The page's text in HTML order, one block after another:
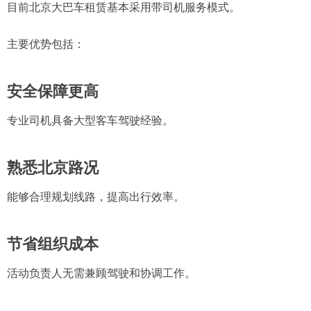
目前北京大巴车租赁基本采用带司机服务模式。
主要优势包括：
安全保障更高
专业司机具备大型客车驾驶经验。
熟悉北京路况
能够合理规划线路，提高出行效率。
节省组织成本
活动负责人无需兼顾驾驶和协调工作。